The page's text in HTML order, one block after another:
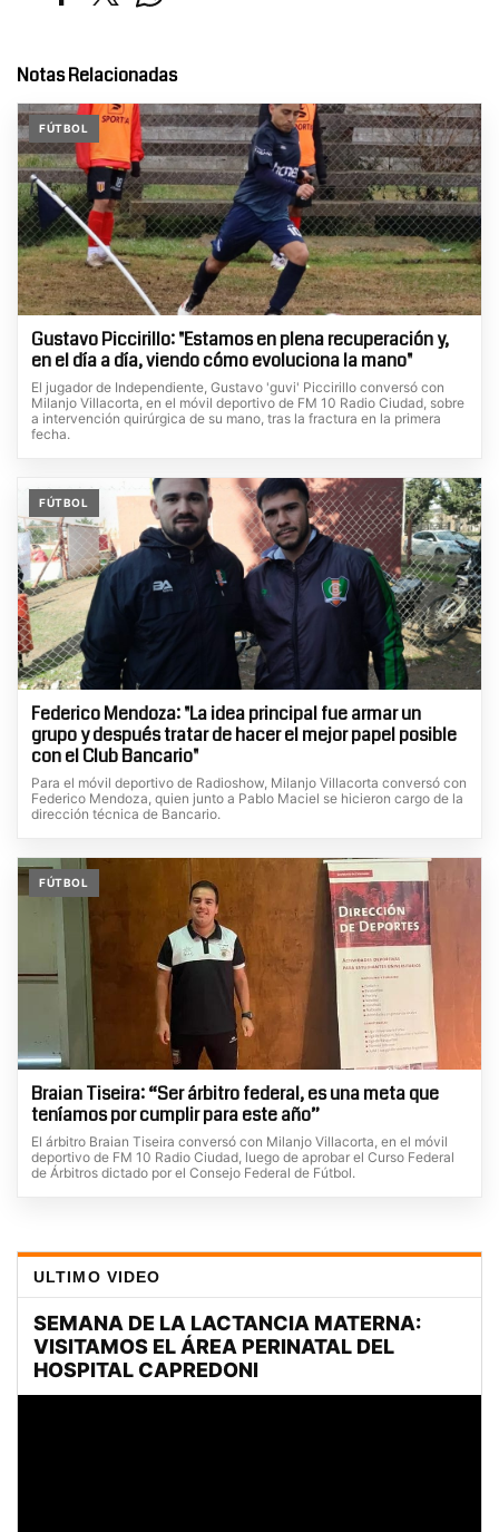
Notas Relacionadas
FÚTBOL
Gustavo Piccirillo: "Estamos en plena recuperación y,
en el día a día, viendo cómo evoluciona la mano"
El jugador de Independiente, Gustavo 'guvi' Piccirillo conversó con
Milanjo Villacorta, en el móvil deportivo de FM 10 Radio Ciudad, sobre
a intervención quirúrgica de su mano, tras la fractura en la primera
fecha.
FÚTBOL
Federico Mendoza: "La idea principal fue armar un
grupo y después tratar de hacer el mejor papel posible
con el Club Bancario"
Para el móvil deportivo de Radioshow, Milanjo Villacorta conversó con
Federico Mendoza, quien junto a Pablo Maciel se hicieron cargo de la
dirección técnica de Bancario.
FÚTBOL
Braian Tiseira: “Ser árbitro federal, es una meta que
teníamos por cumplir para este año”
El árbitro Braian Tiseira conversó con Milanjo Villacorta, en el móvil
deportivo de FM 10 Radio Ciudad, luego de aprobar el Curso Federal
de Árbitros dictado por el Consejo Federal de Fútbol.
ULTIMO VIDEO